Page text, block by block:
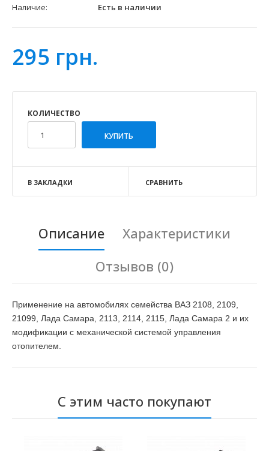
Наличие:
Есть в наличии
295 грн.
КОЛИЧЕСТВО
В ЗАКЛАДКИ СРАВНИТЬ
Описание
Характеристики
Отзывов (0)
Применение на автомобилях семейства ВАЗ 2108, 2109,
21099, Лада Самара, 2113, 2114, 2115, Лада Самара 2 и их
модификации с механической системой управления
отопителем.
С этим часто покупают